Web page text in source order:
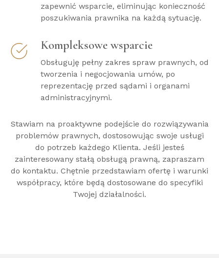
zapewnić wsparcie, eliminując konieczność
poszukiwania prawnika na każdą sytuację.
Kompleksowe wsparcie
Obsługuję pełny zakres spraw prawnych, od
tworzenia i negocjowania umów, po
reprezentację przed sądami i organami
administracyjnymi.
Stawiam na proaktywne podejście do rozwiązywania
problemów prawnych, dostosowując swoje usługi
do potrzeb każdego Klienta. Jeśli jesteś
zainteresowany stałą obsługą prawną, zapraszam
do kontaktu. Chętnie przedstawiam ofertę i warunki
współpracy, które będą dostosowane do specyfiki
Twojej działalności.